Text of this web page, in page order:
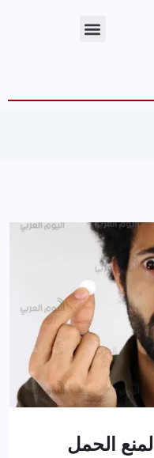
الحمل